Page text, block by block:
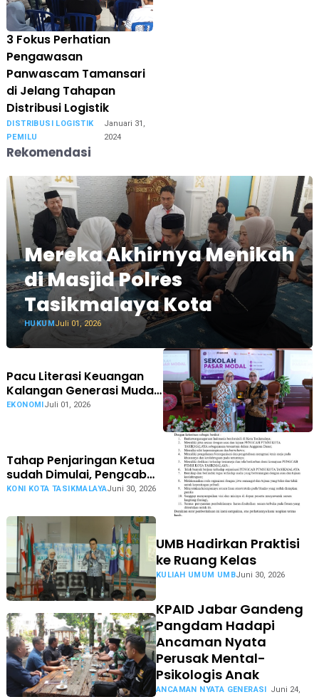
3 Fokus Perhatian
Pengawasan
Panwascam Tamansari
di Jelang Tahapan
Distribusi Logistik
DISTRIBUSI LOGISTIK
PEMILU
Januari 31,
2024
Rekomendasi
Mereka Akhirnya Menikah
di Masjid Polres
Tasikmalaya Kota
HUKUM Juli 01, 2026
Pacu Literasi Keuangan
Kalangan Generasi Muda,
Kolaborasi OJK
EKONOMIJuli 01, 2026
Tahap Penjaringan Ketua
sudah Dimulai, Pengcab
PTMSI Kota Tasikmalaya
KONI KOTA TASIKMALAYAJuni 30, 2026
UMB Hadirkan Praktisi
ke Ruang Kelas
KULIAH UMUM UMBJuni 30, 2026
KPAID Jabar Gandeng
Pangdam Hadapi
Ancaman Nyata
Perusak Mental-
Psikologis Anak
ANCAMAN NYATA GENERASI Juni 24,